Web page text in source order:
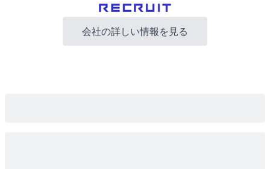
会社の詳しい情報を見る